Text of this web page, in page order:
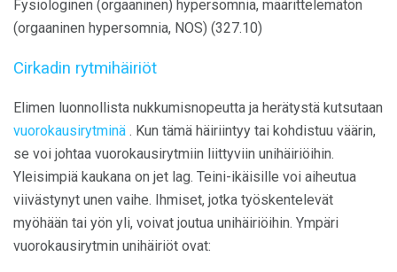
Fysiologinen (orgaaninen) hypersomnia, määrittelemätön
(orgaaninen hypersomnia, NOS) (327.10)
Cirkadin rytmihäiriöt
Elimen luonnollista nukkumisnopeutta ja herätystä kutsutaan
vuorokausirytminä . Kun tämä häiriintyy tai kohdistuu väärin,
se voi johtaa vuorokausirytmiin liittyviin unihäiriöihin.
Yleisimpiä kaukana on jet lag. Teini-ikäisille voi aiheutua
viivästynyt unen vaihe. Ihmiset, jotka työskentelevät
myöhään tai yön yli, voivat joutua unihäiriöihin. Ympäri
vuorokausirytmin unihäiriöt ovat: